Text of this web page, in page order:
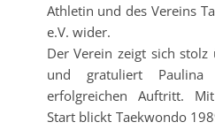
Athletin und des Vereins
e.V. wider.
Der Verein zeigt sich stolz
und gratuliert
erfolgreichen Auftritt.
Start blickt Taekwondo